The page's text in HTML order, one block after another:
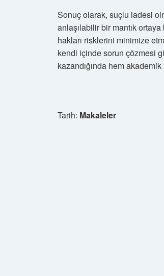
Sonuç olarak, suçlu iadesi
anlaşılabilir bir mantık
hakları risklerini minimize
kendi içinde sorun çözmesi
kazandığında hem
Tarih: Makaleler